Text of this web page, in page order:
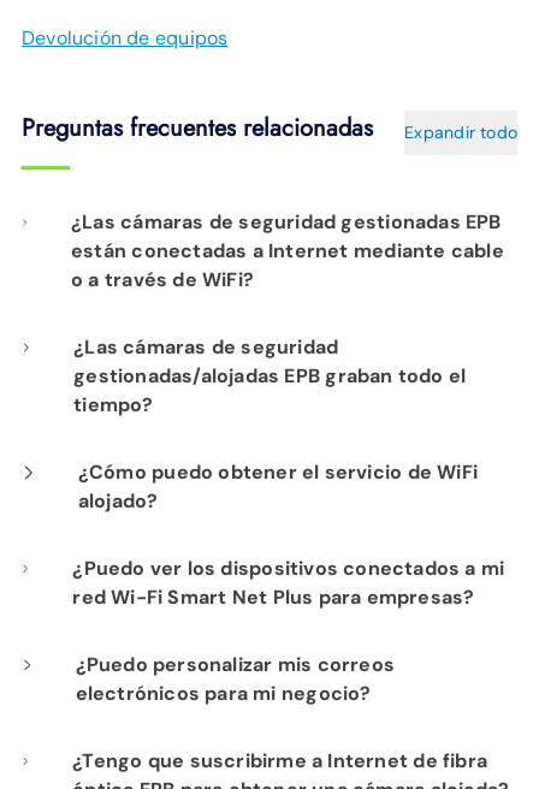
Devolución de equipos
Preguntas frecuentes relacionadas Expandir todo
¿Las cámaras de seguridad gestionadas EPB
están conectadas a Internet mediante cable
o a través de WiFi?
Nuestra instalación profesional incluye el
cableado de cada cámara a su
infraestructura de red de fibra para un
¿Las cámaras de seguridad
gestionadas/alojadas EPB graban todo el
tiempo?
Sí. Los productos de seguridad gestionada y
cámaras alojadas de EPB proporcionan
su negocio para su tranquilidad.
¿Cómo puedo obtener el servicio de WiFi
alojado?
Si ya es cliente de Internet de Fi-Speed, con
gusto le mostraremos las ventajas de
Comuníquese con nuestro departamento de
¿Puedo ver los dispositivos conectados a mi
red Wi-Fi Smart Net Plus para empresas?
¡Sí! Puede ver todos los dispositivos
conectados individualmente en sus redes
la cantidad total de dispositivos conectados
¿Puedo personalizar mis correos
electrónicos para mi negocio?
Sí. Nuestra solución de correo electrónico
¿Tengo que suscribirme a Internet de fibra